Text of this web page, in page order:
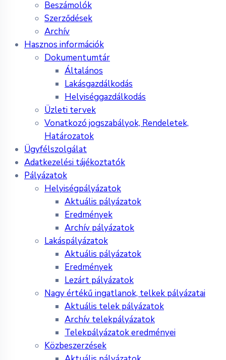
Beszámolók
Szerződések
Archív
Hasznos információk
Dokumentumtár
Általános
Lakásgazdálkodás
Helyiséggazdálkodás
Üzleti tervek
Vonatkozó jogszabályok, Rendeletek,
Határozatok
Ügyfélszolgálat
Adatkezelési tájékoztatók
Pályázatok
Helyiségpályázatok
Aktuális pályázatok
Eredmények
Archív pályázatok
Lakáspályázatok
Aktuális pályázatok
Eredmények
Lezárt pályázatok
Nagy értékű ingatlanok, telkek pályázatai
Aktuális telek pályázatok
Archív telekpályázatok
Telekpályázatok eredményei
Közbeszerzések